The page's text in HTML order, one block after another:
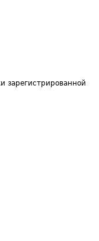
зарегистрированной